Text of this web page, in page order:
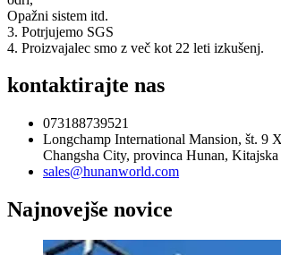
Opažni sistem itd.
3. Potrjujemo SGS
4. Proizvajalec smo z več kot 22 leti izkušenj.
kontaktirajte nas
073188739521
Longchamp International Mansion, št. 9
Changsha City, provinca Hunan, Kitajska
sales@hunanworld.com
Najnovejše novice